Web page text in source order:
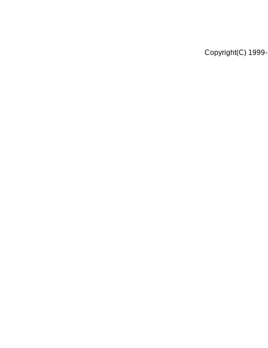
Copyright(C)